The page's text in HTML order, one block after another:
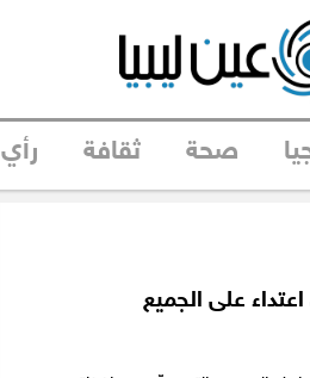
صحة ثقافة رأي
على الجميع